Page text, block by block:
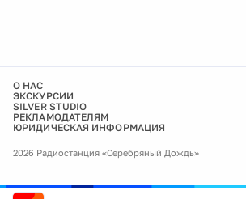
О НАС
ЭКСКУРСИИ
SILVER STUDIO
РЕКЛАМОДАТЕЛЯМ
ЮРИДИЧЕСКАЯ ИНФОРМАЦИЯ
2026 Радиостанция «Серебряный Дождь»